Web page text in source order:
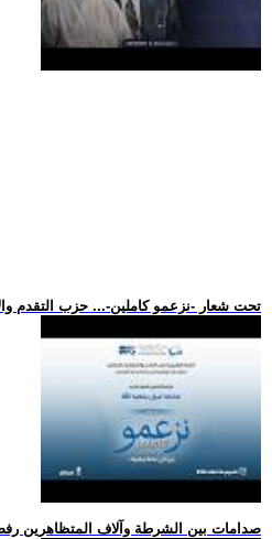
.. تحت شعار -نزعمو كاملين-... حزب التقدم
.. صدامات بين الشرطة وآلاف المتظاهرين